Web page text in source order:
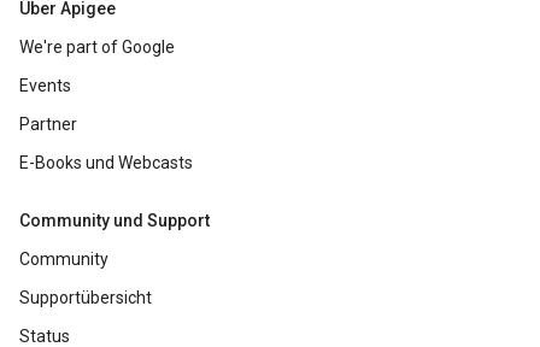
Über Apigee
We're part of Google
Events
Partner
E-Books und Webcasts
Community und Support
Community
Supportübersicht
Status